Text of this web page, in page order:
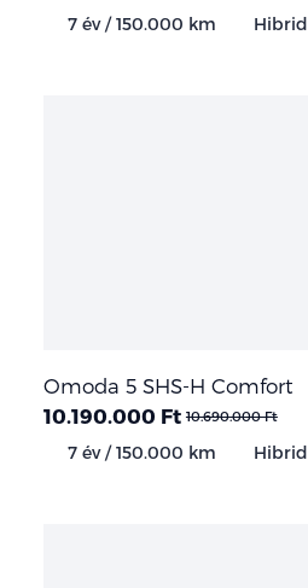
7 év / 150.000 km Hibrid
Omoda 5 SHS-H Comfort
10.190.000 Ft 10.690.000 Ft
7 év / 150.000 km Hibrid